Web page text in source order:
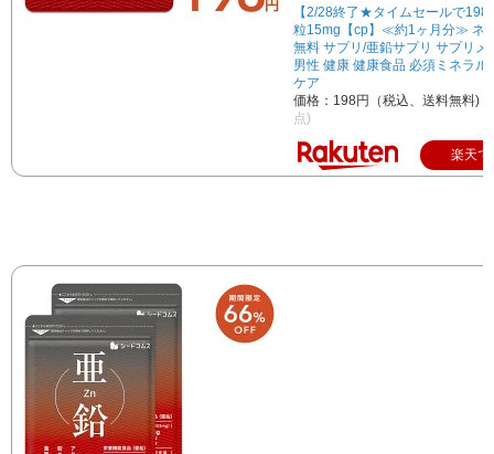
【2/28終了★タイムセールで198
粒15mg【cp】≪約1ヶ月分≫ ネ
無料 サプリ/亜鉛サプリ サプリメ
男性 健康 健康食品 必須ミネラル
ケア
価格：198円（税込、送料無料)
点)
楽天で